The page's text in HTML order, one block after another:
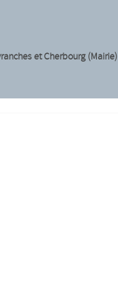
et Cherbourg (Mairie)